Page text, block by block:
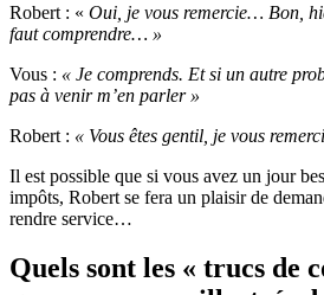
Robert : « Oui, je vous remercie… Bon,
faut comprendre… »
Vous : « Je comprends. Et si un autre
pas à venir m’en parler »
Robert : « Vous êtes gentil, je vous
Il est possible que si vous avez un jour
impôts, Robert se fera un plaisir de
rendre service…
Quels sont les « trucs de